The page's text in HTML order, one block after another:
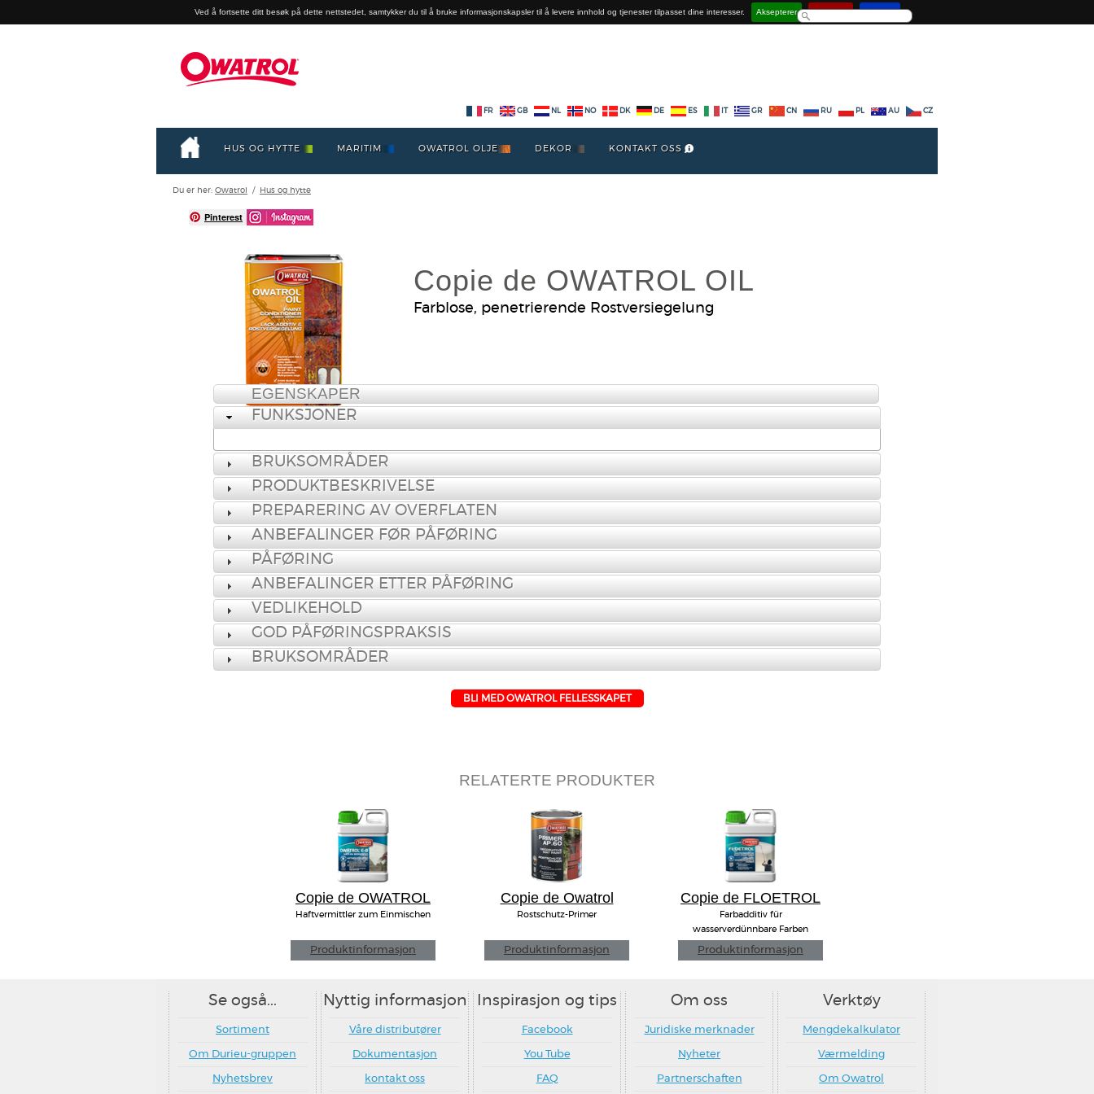
Ved å fortsette ditt besøk på dette nettstedet, samtykker du til å bruke informasjonskapsler til å levere innhold og tjenester tilpasset dine interesser. Aksepterer Deaktiver Lær mer
FR GB NL NO DK DE ES GR CN RU PL AU CZ
HUS OG HYTTE MARITIM OWATROL OLJE DEKOR KONTAKT OSS
Du er her: Owatrol / Hus og hytte
Pinterest
Copie de OWATROL OIL
Farblose, penetrierende Rostversiegelung
EGENSKAPER
FUNKSJONER
BRUKSOMRÅDER
PRODUKTBESKRIVELSE
PREPARERING AV OVERFLATEN
ANBEFALINGER FØR PÅFØRING
PÅFØRING
ANBEFALINGER ETTER PÅFØRING
VEDLIKEHOLD
GOD PÅFØRINGSPRAKSIS
BRUKSOMRÅDER
BLI MED OWATROL FELLESSKAPET
RELATERTE PRODUKTER
Copie de OWATROL
E-B
Haftvermittler zum Einmischen
Produktinformasjon
Copie de Owatrol
AP.60
Rostschutz-Primer
Produktinformasjon
Copie de FLOETROL
Farbadditiv für
wasserverdünnbare Farben
Produktinformasjon
Se også...
Sortiment
Om Durieu-gruppen
Nyhetsbrev
Nyttig informasjon
Våre distributører
Dokumentasjon
kontakt oss
Inspirasjon og tips
Facebook
You Tube
FAQ
Om oss
Juridiske merknader
Nyheter
Partnerschaften
Verktøy
Mengdekalkulator
Værmelding
Om Owatrol